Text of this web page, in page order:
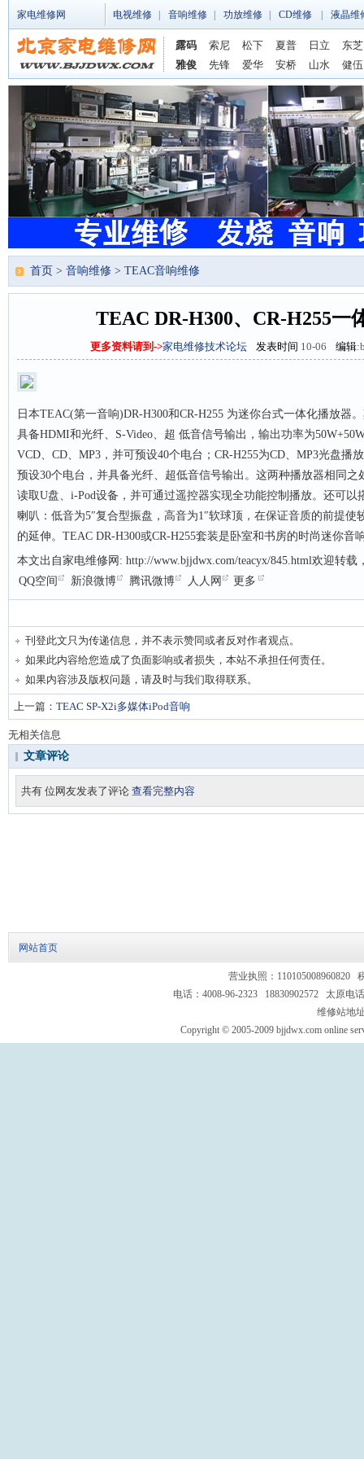
家电维修网 电视维修 音响维修 功放维修 CD维修 液晶维
露码 索尼 松下 夏普 日立
东芝
雅俊
先锋 爱华 安桥 山水 健伍
首页 > 音响维修 > TEAC音响维修
TEAC DR-H300、CR-H255一
更多资料请到->家电维修技术论坛 发表时间 10-06 编辑
日本TEAC(第一音响)DR-H300和CR-H255 为迷你台式一体化播放器
具备HDMI和光纤、S-Video、超 低音信号输出，输出功率为
VCD、CD、MP3，并可预设40个电台；CR-H255为CD、MP3光盘播
预设30个电台，并具备光纤、超低音信号输出。这两种播放器相同之
读取U盘、i-Pod设备，并可通过遥控器实现全功能控制播放。还可以
喇叭：低音为5″复合型振盘，高音为1″软球顶，在保证音质的前提使
的延伸。TEAC DR-H300或CR-H255套装是卧室和书房的时尚迷你音
本文出自家电维修网: http://www.bjjdwx.com/teacyx/845.html欢迎转载
QQ空间
新浪微博 腾讯微博 人人网 更多
刊登此文只为传递信息，并不表示赞同或者反对作者观点。
如果此内容给您造成了负面影响或者损失，本站不承担任何责任。
如果内容涉及版权问题，请及时与我们取得联系。
上一篇： TEAC SP-X2i多媒体iPod音响
无相关信息
文章评论
共有 位网友发表了评论 查看完整内容
网站首页
营业执照：110105008960820
电话：4008-96-2323 18830902572 太原电
维修站地
Copyright © 2005-2009 bjjdwx.com online